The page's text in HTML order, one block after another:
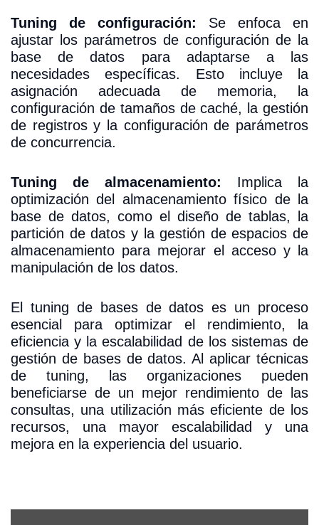
Tuning de configuración: Se enfoca en
ajustar los parámetros de configuración de la
base de datos para adaptarse a las
necesidades específicas. Esto incluye la
asignación adecuada de memoria, la
configuración de tamaños de caché, la gestión
de registros y la configuración de parámetros
de concurrencia.
Tuning de almacenamiento: Implica la
optimización del almacenamiento físico de la
base de datos, como el diseño de tablas, la
partición de datos y la gestión de espacios de
almacenamiento para mejorar el acceso y la
manipulación de los datos.
El tuning de bases de datos es un proceso
esencial para optimizar el rendimiento, la
eficiencia y la escalabilidad de los sistemas de
gestión de bases de datos. Al aplicar técnicas
de tuning, las organizaciones pueden
beneficiarse de un mejor rendimiento de las
consultas, una utilización más eficiente de los
recursos, una mayor escalabilidad y una
mejora en la experiencia del usuario.